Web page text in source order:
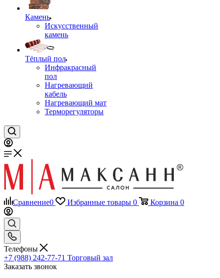
Камень
Искусственный
камень
Тёплый пол
Инфракрасный
пол
Нагревающий
кабель
Нагревающий мат
Терморегуляторы
Сравнение0 Избранные товары 0 Корзина 0
Телефоны
+7 (988) 242-77-71 Торговый зал
Заказать звонок